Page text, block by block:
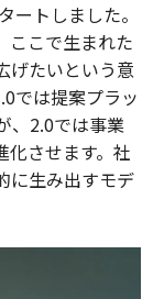
ートしました。
ここで生まれた
げたいという意
では提案プラッ
、2.0では事業
化させます。社
に生み出すモデ